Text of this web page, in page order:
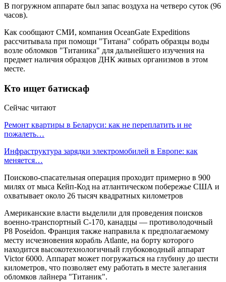
В погружном аппарате был запас воздуха на четверо суток (96
часов).
Как сообщают СМИ, компания OceanGate Expeditions
рассчитывала при помощи "Титана" собрать образцы воды
возле обломков "Титаника" для дальнейшего изучения на
предмет наличия образцов ДНК живых организмов в этом
месте.
Кто ищет батискаф
Сейчас читают
Ремонт квартиры в Беларуси: как не переплатить и не
пожалеть…
Инфраструктура зарядки электромобилей в Европе: как
меняется…
Поисково-спасательная операция проходит примерно в 900
милях от мыса Кейп-Код на атлантическом побережье США и
охватывает около 26 тысяч квадратных километров
Американские власти выделили для проведения поисков
военно-транспортный C-170, канадцы — противолодочный
P8 Poseidon. Франция также направила к предполагаемому
месту исчезновения корабль Atlante, на борту которого
находится высокотехнологичный глубоководный аппарат
Victor 6000. Аппарат может погружаться на глубину до шести
километров, что позволяет ему работать в месте залегания
обломков лайнера "Титаник".